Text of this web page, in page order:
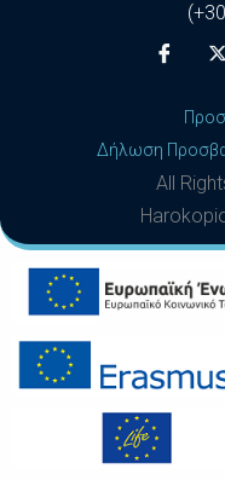
Δήλωση
All